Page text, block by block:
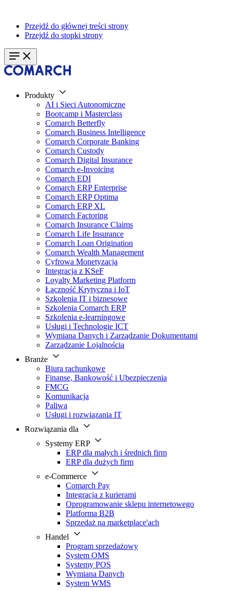
Przejdź do głównej treści strony
Przejdź do stopki strony
Produkty
AI i Sieci Autonomiczne
Bootcamp i Masterclass
Comarch Betterfly
Comarch Business Intelligence
Comarch Corporate Banking
Comarch Custody
Comarch Digital Insurance
Comarch e-Invoicing
Comarch EDI
Comarch ERP Enterprise
Comarch ERP Optima
Comarch ERP XL
Comarch Factoring
Comarch Insurance Claims
Comarch Life Insurance
Comarch Loan Origination
Comarch Wealth Management
Cyfrowa Monetyzacja
Integracja z KSeF
Loyalty Marketing Platform
Łączność Krytyczna i IoT
Szkolenia IT i biznesowe
Szkolenia Comarch ERP
Szkolenia e-learningowe
Usługi i Technologie ICT
Wymiana Danych i Zarządzanie Dokumentami
Zarządzanie Lojalnością
Branże
Biura rachunkowe
Finanse, Bankowość i Ubezpieczenia
FMCG
Komunikacja
Paliwa
Usługi i rozwiązania IT
Rozwiązania dla
Systemy ERP
ERP dla małych i średnich firm
ERP dla dużych firm
e-Commerce
Comarch Pay
Integracja z kurierami
Oprogramowanie sklepu internetowego
Platforma B2B
Sprzedaż na marketplace'ach
Handel
Program sprzedażowy
System OMS
Systemy POS
Wymiana Danych
System WMS